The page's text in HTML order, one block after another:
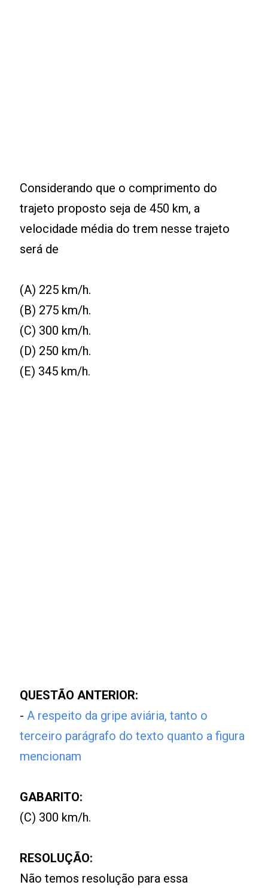
Considerando que o comprimento do
trajeto proposto seja de 450 km, a
velocidade média do trem nesse trajeto
será de
(A) 225 km/h.
(B) 275 km/h.
(C) 300 km/h.
(D) 250 km/h.
(E) 345 km/h.
QUESTÃO ANTERIOR:
-A respeito da gripe aviária, tanto o
terceiro parágrafo do texto quanto a figura
mencionam
GABARITO:
(C) 300 km/h.
RESOLUÇÃO:
Não temos resolução para essa